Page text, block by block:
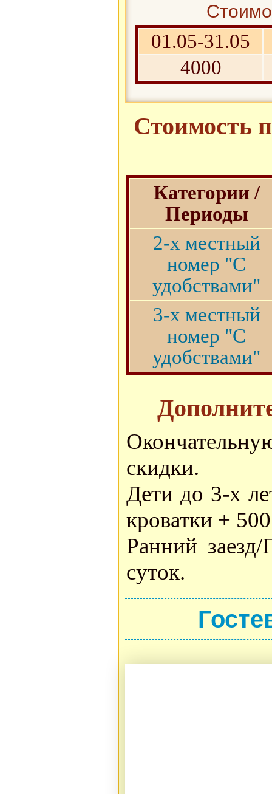
01.05-31.05
4000
Стоимость
Категории /
Периоды
2-х местный
номер "С
удобствами"
3-х местный
номер "С
удобствами"
скидки.
Дети до 3-х
кроватки +
Ранний
суток.